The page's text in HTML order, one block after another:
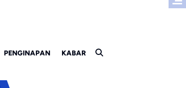
PENGINAPAN KABAR